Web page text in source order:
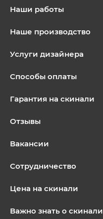
Наши работы
Наше производство
Услуги дизайнера
Способы оплаты
Гарантия на скинали
Отзывы
Вакансии
Сотрудничество
Цена на скинали
Важно знать о скинали